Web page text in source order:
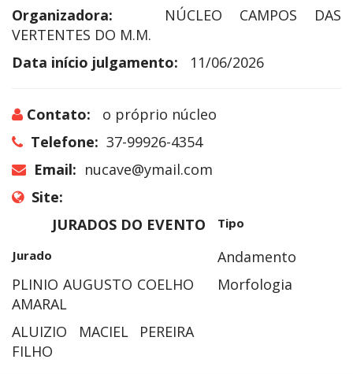
Organizadora:
NÚCLEO CAMPOS DAS
VERTENTES DO M.M.
Data início julgamento:
11/06/2026
Contato:
o próprio núcleo
Telefone: 37-99926-4354
Email: nucave@ymail.com
Site:
JURADOS DO EVENTO
Tipo
Jurado
Andamento
PLINIO AUGUSTO COELHO
AMARAL
Morfologia
ALUIZIO MACIEL PEREIRA
FILHO